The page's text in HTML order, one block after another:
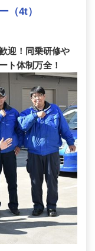
（4t）
迎！同乗研修や
ト体制万全！